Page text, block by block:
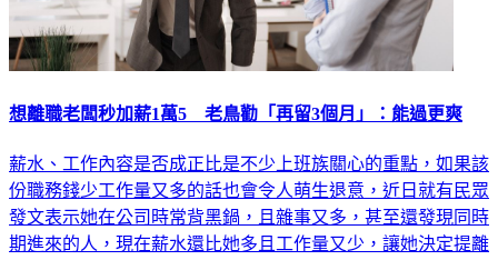
想離職老闆秒加薪1萬5 老鳥勸「再留3個月」：能過更爽
薪水、工作內容是否成正比是不少上班族關心的重點，如果該
份職務錢少工作量又多的話也會令人萌生退意，近日就有民眾
發文表示她在公司時常背黑鍋，且雜事又多，甚至還發現同時
期進來的人，現在薪水還比她多且工作量又少，讓她決定提離